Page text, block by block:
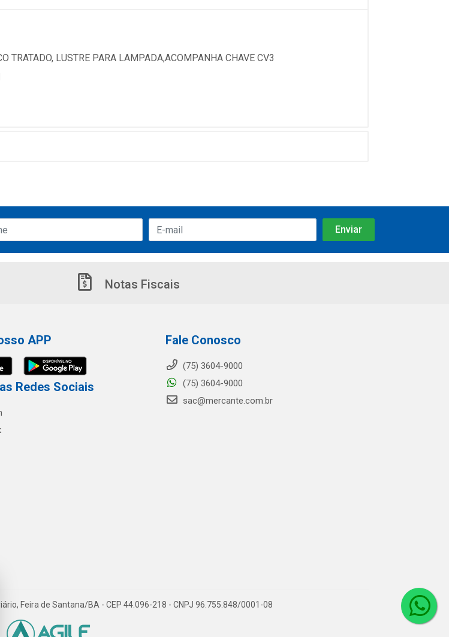
TRATADO, LUSTRE PARA LAMPADA,ACOMPANHA CHAVE CV3
Notas Fiscais
APP
Redes Sociais
Fale Conosco
(75) 3604-9000
(75) 3604-9000
sac@mercante.com.br
Feira de Santana/BA - CEP 44.096-218 - CNPJ 96.755.848/0001-08